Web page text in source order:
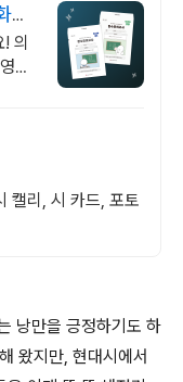
할
의
된
캘리, 시 카드, 포토
낭만을 긍정하기도 하
왔지만, 현대시에서